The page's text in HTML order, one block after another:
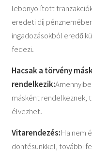
lebonyolított
eredeti díj
ingadozásokból eredő
fedezi.
Hacsak a törvény
rendelkezik:
másként rendelkeznek,
élvezhet.
Vitarendezés:Ha nem
döntésünkkel, további